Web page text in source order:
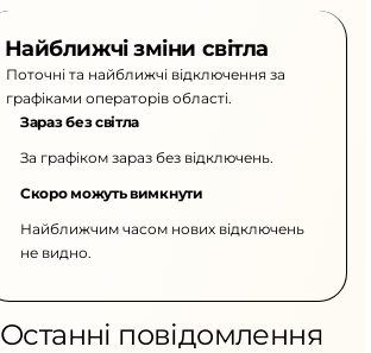
Найближчі зміни світла
Поточні та найближчі відключення за
графіками операторів області.
Зараз без світла
За графіком зараз без відключень.
Скоро можуть вимкнути
Найближчим часом нових відключень
не видно.
Останні повідомлення